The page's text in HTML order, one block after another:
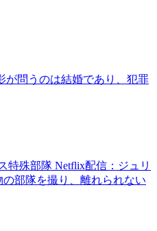
が問うのは結婚であり、犯罪
特殊部隊 Netflix配信：ジュリ
部隊を撮り、離れられない